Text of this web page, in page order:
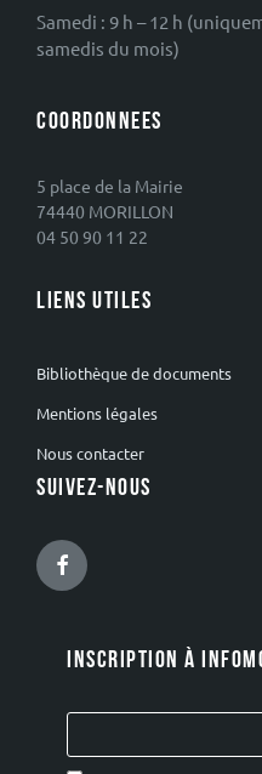
Samedi : 9 h – 12 h
samedis du mois)
COORDONNEES
5 place de la Mairie
74440 MORILLON
04 50 90 11 22
LIENS UTILES
Bibliothèque de documents
Mentions légales
Nous contacter
SUIVEZ-NOUS
Facebook
INSCRIPTION À